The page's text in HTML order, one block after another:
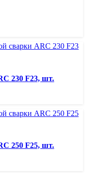
230 F23, шт.
250 F25, шт.